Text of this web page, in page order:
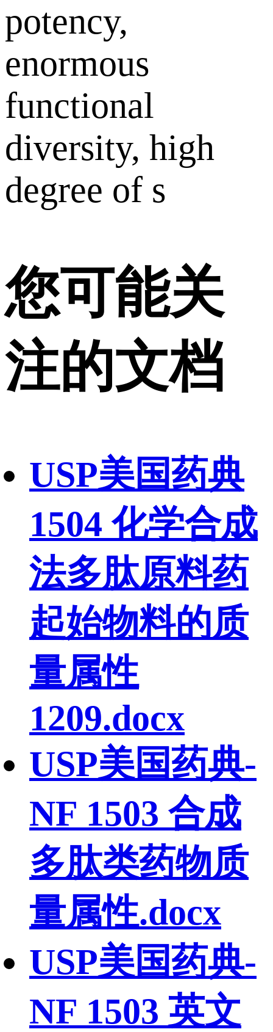
potency,
enormous
functional
diversity, high
degree of s
您可能关
注的文档
USP美国药典
1504 化学合成
法多肽原料药
起始物料的质
量属性
1209.docx
USP美国药典-
NF 1503 合成
多肽类药物质
量属性.docx
USP美国药典-
NF 1503 英文